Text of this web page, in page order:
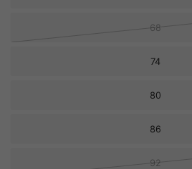
68
74
80
86
92